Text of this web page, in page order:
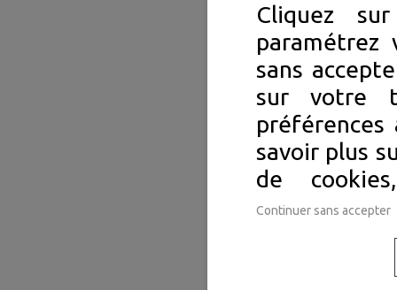
Cliquez
paramétrez
sans
sur votre
savoir plus
de
Continuer sans accepter